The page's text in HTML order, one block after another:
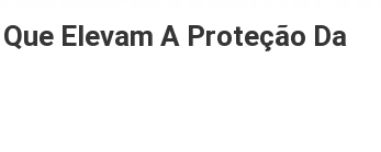
Elevam A Proteção Da